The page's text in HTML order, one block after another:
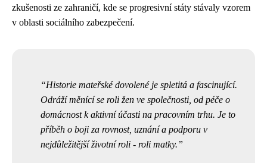
zkušenosti ze zahraničí, kde se progresivní státy stávaly vzorem
v oblasti sociálního zabezpečení.
Historie mateřské dovolené je spletitá a fascinující.
Odráží měnící se roli žen ve společnosti, od péče o
domácnost k aktivní účasti na pracovním trhu. Je to
příběh o boji za rovnost, uznání a podporu v
nejdůležitější životní roli - roli matky.